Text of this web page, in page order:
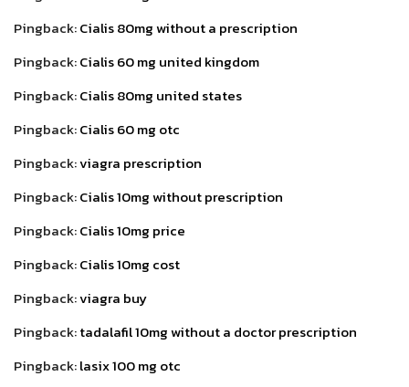
Pingback:Cialis 80mg without a prescription
Pingback:Cialis 60 mg united kingdom
Pingback:Cialis 80mg united states
Pingback:Cialis 60 mg otc
Pingback:viagra prescription
Pingback:Cialis 10mg without prescription
Pingback:Cialis 10mg price
Pingback:Cialis 10mg cost
Pingback:viagra buy
Pingback:tadalafil 10mg without a doctor prescription
Pingback:lasix 100 mg otc